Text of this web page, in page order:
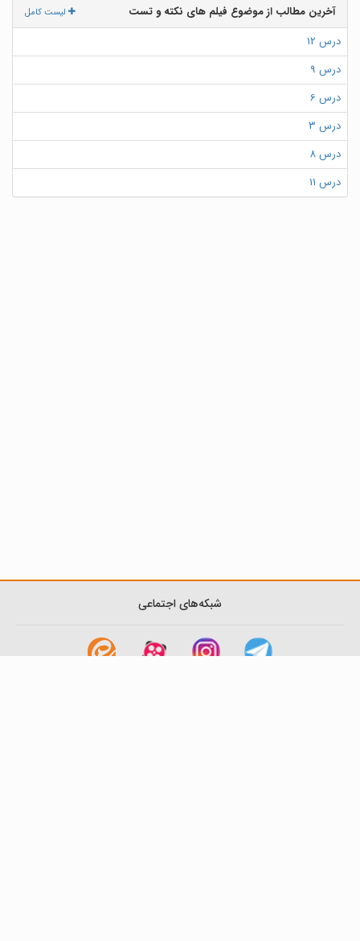
لیست کامل
آخرین مطالب از موضوع فیلم های نکته و تست
درس 12
درس 9
درس 6
درس 3
درس 8
درس 11
شبکه‌های اجتماعی